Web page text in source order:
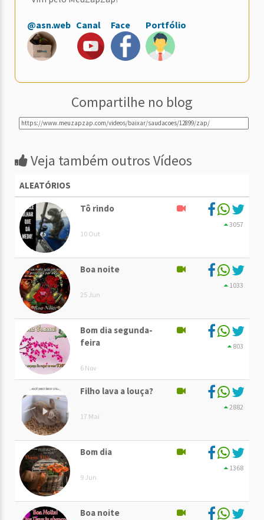
@asn.web Canal Face Portfólio
Compartilhe no blog
Veja também outros Vídeos
ALEATÓRIOS
Tô rindo
10 Out
3057
Boa noite
25 Jun
1033
Bom dia segunda-
feira
6 Nov
803
Filho lava a louça?
17 Mai
2882
Bom dia
9 Jun
1368
Boa noite